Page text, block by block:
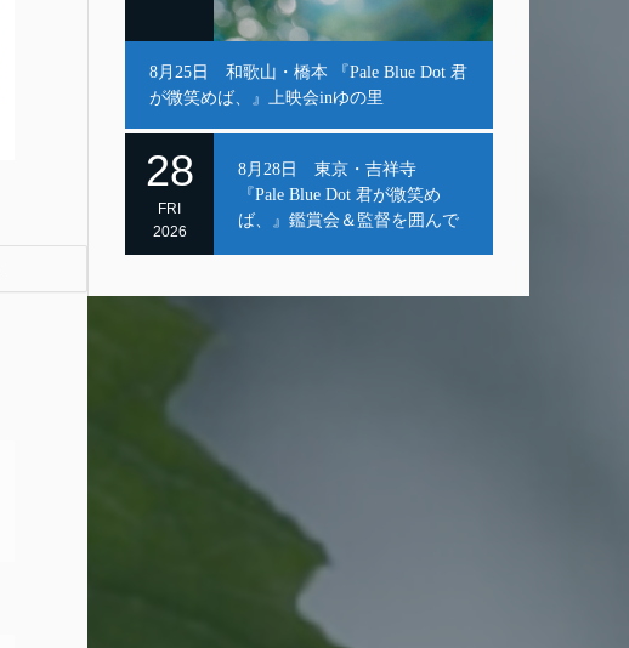
8月25日 和歌山・橋本 『Pale Blue Dot 君
が微笑めば、』上映会inゆの里
28
FRI
2026
8月28日 東京・吉祥寺
『Pale Blue Dot 君が微笑め
ば、』鑑賞会＆監督を囲んで